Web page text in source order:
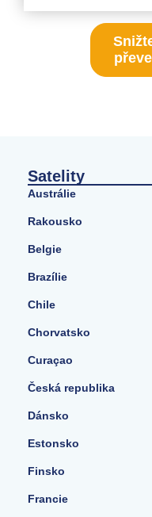
Satelity
Austrálie
Rakousko
Belgie
Brazílie
Chile
Chorvatsko
Curaçao
Česká republika
Dánsko
Estonsko
Finsko
Francie